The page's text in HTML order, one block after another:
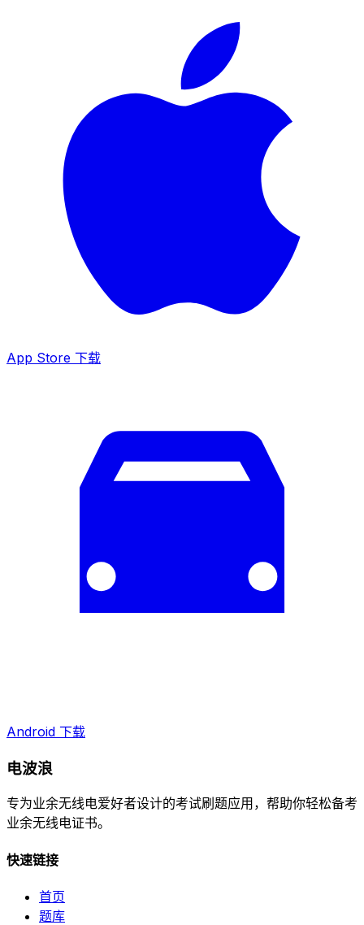
App Store 下载
Android 下载
电波浪
专为业余无线电爱好者设计的考试刷题应用，帮助你轻松备考
业余无线电证书。
快速链接
首页
题库